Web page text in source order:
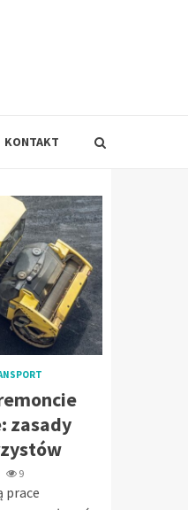
KONTAKT
zasady
9
prace